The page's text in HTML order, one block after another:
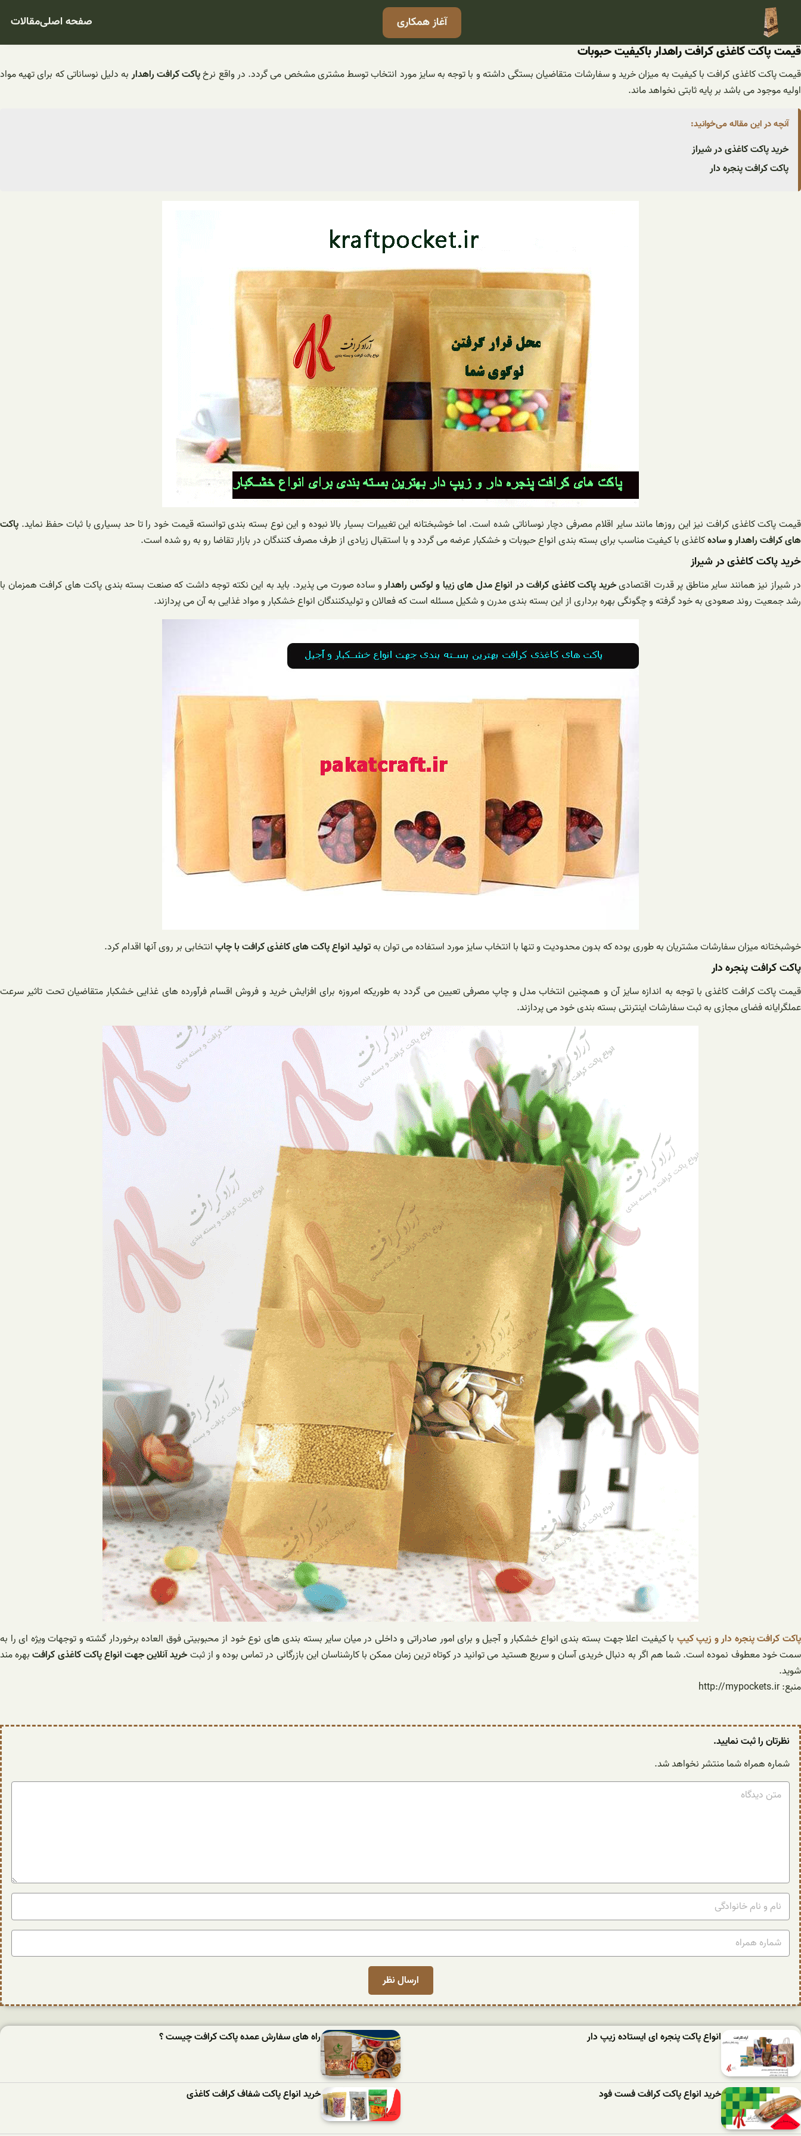
آغاز همکاری صفحه اصلیمقالات
قیمت پاکت کاغذی کرافت راهدار باکیفیت حبوبات
قیمت پاکت کاغذی کرافت با کیفیت به میزان خرید و سفارشات متقاضیان بستگی داشته و با توجه به سایز مورد انتخاب توسط مشتری مشخص می گردد. در واقع نرخپاکت کرافت راهداربه دلیل نوساناتی که برای تهیه مواد
اولیه موجود می باشد بر پایه ثابتی نخواهد ماند.
آنچه در این مقاله می‌خوانید:
خرید پاکت کاغذی در شیراز
پاکت کرافت پنجره دار
قیمت پاکت کاغذی کرافت نیز این روزها مانند سایر اقلام مصرفی دچار نوساناتی شده است. اما خوشبختانه این تغییرات بسیار بالا نبوده و این نوع بسته بندی توانسته قیمت خود را تا حد بسیاری با ثبات حفظ نماید. پاکت
های کرافت راهدار و سادهکاغذی با کیفیت مناسب برای بسته بندی انواع حبوبات و خشکبار عرضه می گردد و با استقبال زیادی از طرف مصرف کنندگان در بازار تقاضا رو به رو شده است.
خرید پاکت کاغذی در شیراز
در شیراز نیز همانند سایر مناطق پر قدرت اقتصادیخرید پاکت کاغذی کرافت در انواع مدل های زیبا و لوکس راهدارو ساده صورت می پذیرد. باید به این نکته توجه داشت که صنعت بسته بندی پاکت های کرافت همزمان با
رشد جمعیت روند صعودی به خود گرفته و چگونگی بهره برداری از این بسته بندی مدرن و شکیل مسئله است که فعالان و تولیدکنندگان انواع خشکبار و مواد غذایی به آن می پردازند.
خوشبختانه میزان سفارشات مشتریان به طوری بوده که بدون محدودیت و تنها با انتخاب سایز مورد استفاده می توان بهتولید انواع پاکت های کاغذی کرافت با چاپانتخابی بر روی آنها اقدام کرد.
پاکت کرافت پنجره دار
قیمت پاکت کرافت کاغذی با توجه به اندازه سایز آن و همچنین انتخاب مدل و چاپ مصرفی تعیین می گردد به طوریکه امروزه برای افزایش خرید و فروش اقسام فرآورده های غذایی خشکبار متقاضیان تحت تاثیر سرعت
عملگرایانه فضای مجازی به ثبت سفارشات اینترنتی بسته بندی خود می پردازند.
پاکت کرافت پنجره دار و زیپ کیپ با کیفیت اعلا جهت بسته بندی انواع خشکبار و آجیل و برای امور صادراتی و داخلی در میان سایر بسته بندی های نوع خود از محبوبیتی فوق العاده برخوردار گشته و توجهات ویژه ای را به
سمت خود معطوف نموده است. شما هم اگر به دنبال خریدی آسان و سریع هستید می توانید در کوتاه ترین زمان ممکن با کارشناسان این بازرگانی در تماس بوده و از ثبتخرید آنلاین جهت انواع پاکت کاغذی کرافتبهره مند
شوید.
منبع: http://mypockets.ir
نظرتان را ثبت نمایید.
شماره همراه شما منتشر نخواهد شد.
انواع پاکت پنجره ای ایستاده زیپ دار راه های سفارش عمده پاکت کرافت چیست ؟
خرید انواع پاکت کرافت فست فود خرید انواع پاکت شفاف کرافت کاغذی